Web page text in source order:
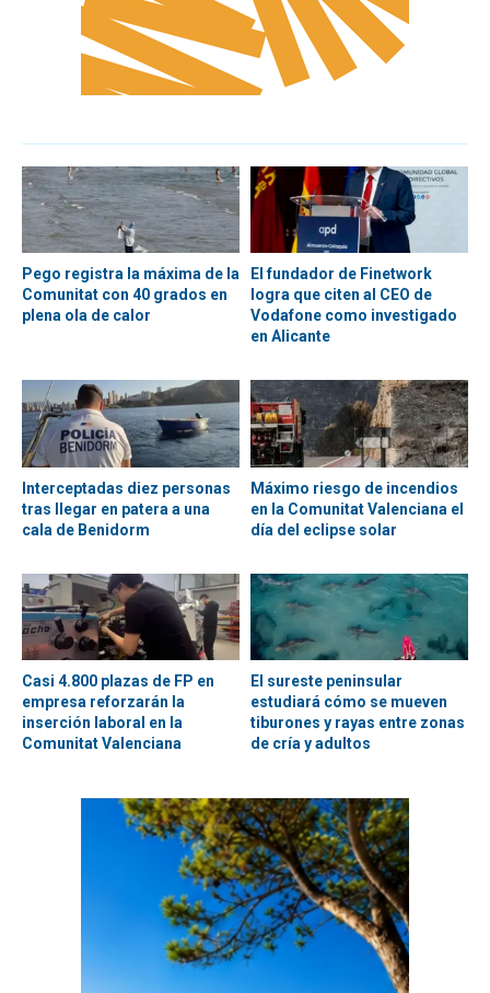
Pego registra la máxima de la
Comunitat con 40 grados en
plena ola de calor
El fundador de Finetwork
logra que citen al CEO de
Vodafone como investigado
en Alicante
Interceptadas diez personas
tras llegar en patera a una
cala de Benidorm
Máximo riesgo de incendios
en la Comunitat Valenciana el
día del eclipse solar
Casi 4.800 plazas de FP en
empresa reforzarán la
inserción laboral en la
Comunitat Valenciana
El sureste peninsular
estudiará cómo se mueven
tiburones y rayas entre zonas
de cría y adultos